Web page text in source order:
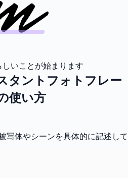
いことが始まります
タントフォトフレー
使い方
写体やシーンを具体的に記述して